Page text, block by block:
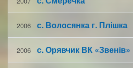
2006 с. Волосянка г. Плішка
2006 с. Орявчик ВК «Звенів»